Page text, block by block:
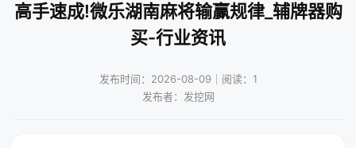
高手速成!微乐湖南麻将输赢规律_辅牌器购
买-行业资讯
发布时间：2026-08-09｜阅读：1
发布者：发挖网